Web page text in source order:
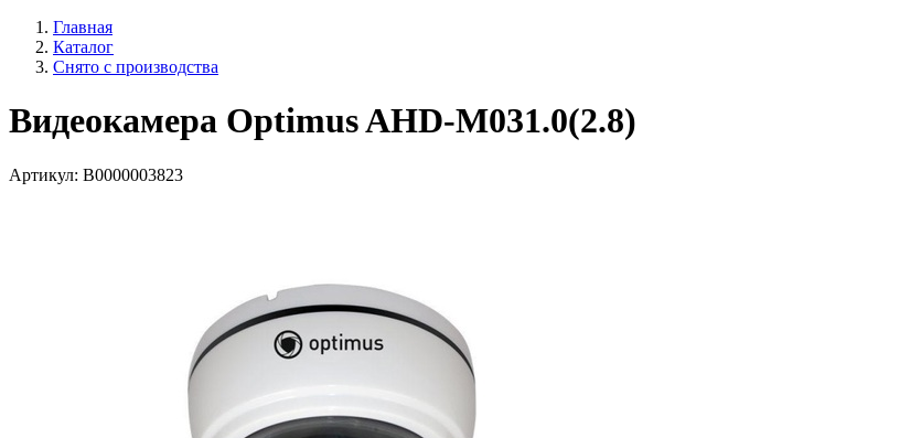
Главная
Каталог
Снято с производства
Видеокамера Optimus AHD-M031.0(2.8)
Артикул: В0000003823